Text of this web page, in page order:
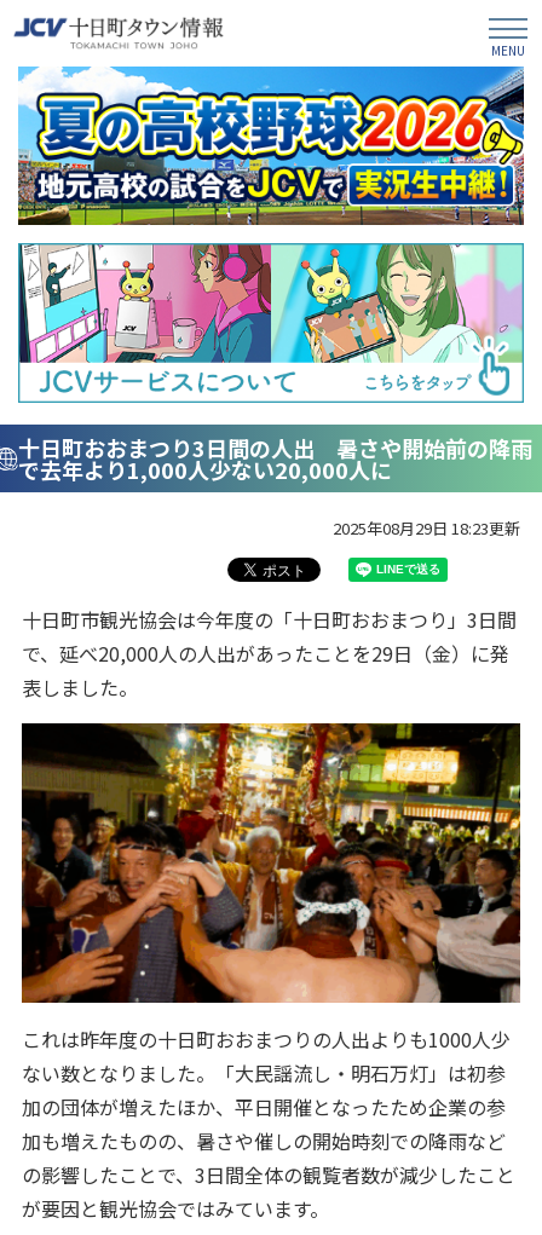
十日町おおまつり3日間の人出 暑さや開始前の降雨
で去年より1,000人少ない20,000人に
2025年08月29日 18:23更新
十日町市観光協会は今年度の「十日町おおまつり」3日間
で、延べ20,000人の人出があったことを29日（金）に発
表しました。
これは昨年度の十日町おおまつりの人出よりも1000人少
ない数となりました。「大民謡流し・明石万灯」は初参
加の団体が増えたほか、平日開催となったため企業の参
加も増えたものの、暑さや催しの開始時刻での降雨など
の影響したことで、3日間全体の観覧者数が減少したこと
が要因と観光協会ではみています。